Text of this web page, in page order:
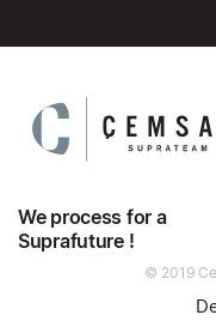
We process for a
Suprafuture !
© 2019